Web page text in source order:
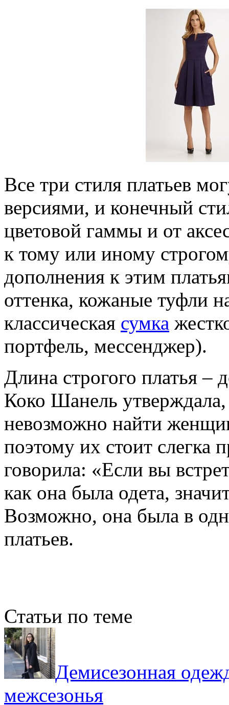
Все три стиля платьев
версиями, и конечный
цветовой гаммы и от
к тому или иному
дополнения к этим
оттенка, кожаные туфли
классическая сумка
портфель, мессенджер).
Длина строгого платья –
Коко Шанель
невозможно найти
поэтому их стоит слегка
говорила: «Если вы
как она была одета,
Возможно, она была в
платьев.
Статьи по теме
Демисезонная
межсезонья